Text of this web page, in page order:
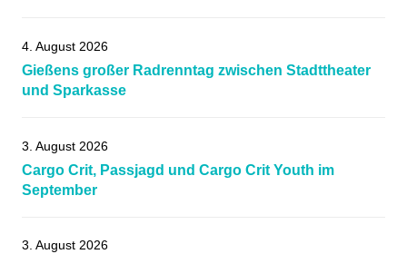
4. August 2026
Gießens großer Radrenntag zwischen Stadttheater
und Sparkasse
3. August 2026
Cargo Crit, Passjagd und Cargo Crit Youth im
September
3. August 2026